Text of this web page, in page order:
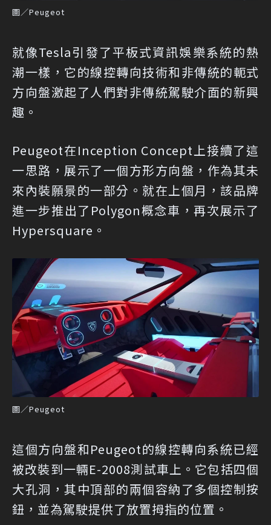
圖／Peugeot
就像Tesla引發了平板式資訊娛樂系統的熱
潮一樣，它的線控轉向技術和非傳統的軛式
方向盤激起了人們對非傳統駕駛介面的新興
趣。
Peugeot在Inception Concept上接續了這
一思路，展示了一個方形方向盤，作為其未
來內裝願景的一部分。就在上個月，該品牌
進一步推出了Polygon概念車，再次展示了
Hypersquare。
圖／Peugeot
這個方向盤和Peugeot的線控轉向系統已經
被改裝到一輛E-2008測試車上。它包括四個
大孔洞，其中頂部的兩個容納了多個控制按
鈕，並為駕駛提供了放置拇指的位置。